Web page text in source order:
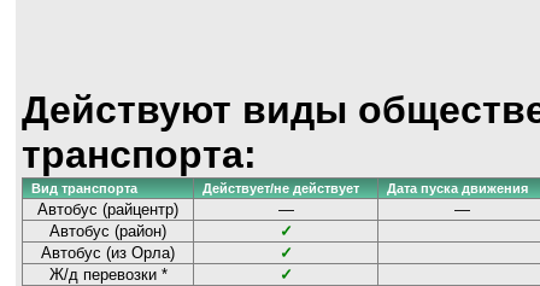
Действуют виды
транспорта:
Вид транспорта Действует/не действует Дата пуска движения
Автобус (райцентр) —
—
Автобус (район)
✓
Автобус (из Орла)
✓
Ж/д перевозки *
✓